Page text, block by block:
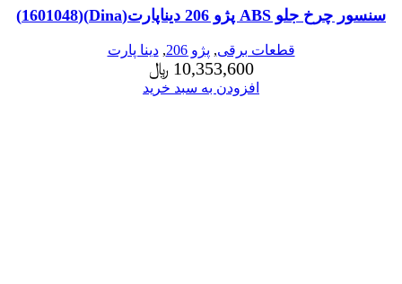
سنسور چرخ جلو ABS پژو 206 دیناپارت(Dina)(1601048)
قطعات برقی, پژو 206 ,دینا پارت
10,353,600 ﷼
افزودن به سبد خرید